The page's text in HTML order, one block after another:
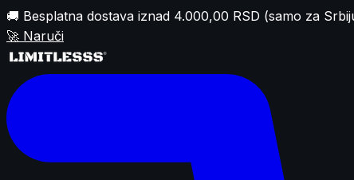
🚚 Besplatna dostava iznad 4.000,00 RSD (samo za
🚀 Naruči